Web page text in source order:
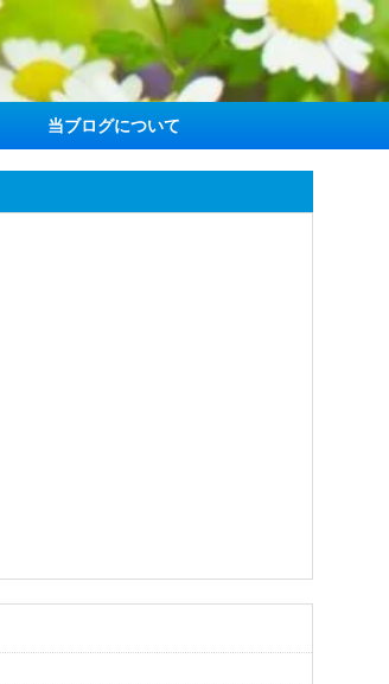
当ブログについて